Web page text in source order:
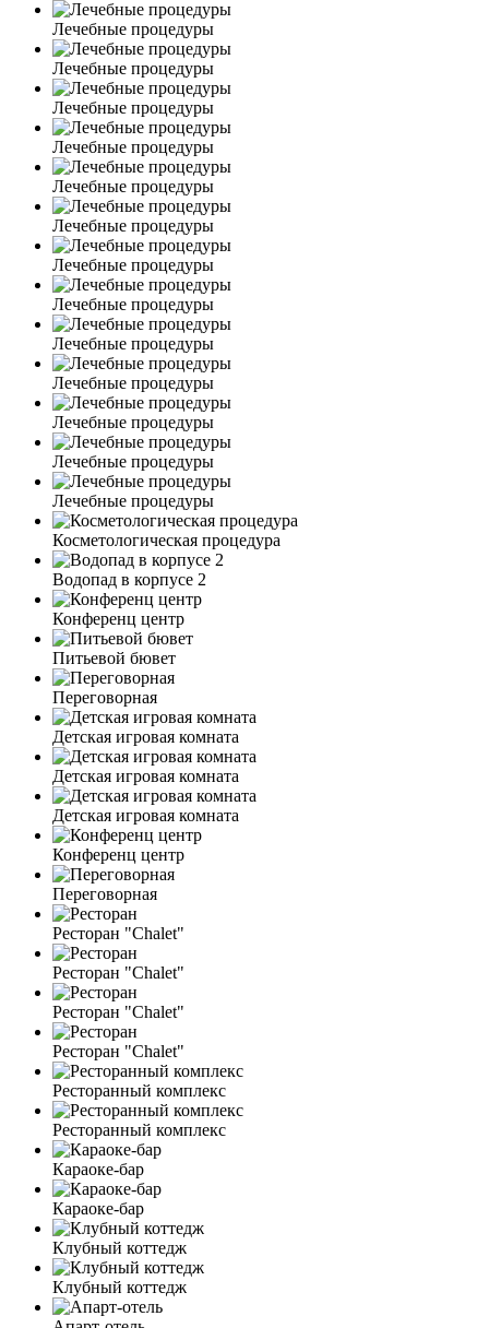
Лечебные процедуры
Лечебные процедуры
Лечебные процедуры
Лечебные процедуры
Лечебные процедуры
Лечебные процедуры
Лечебные процедуры
Лечебные процедуры
Лечебные процедуры
Лечебные процедуры
Лечебные процедуры
Лечебные процедуры
Лечебные процедуры
Косметологическая процедура
Водопад в корпусе 2
Конференц центр
Питьевой бювет
Переговорная
Детская игровая комната
Детская игровая комната
Детская игровая комната
Конференц центр
Переговорная
Ресторан "Chalet"
Ресторан "Chalet"
Ресторан "Chalet"
Ресторан "Chalet"
Ресторанный комплекс
Ресторанный комплекс
Караоке-бар
Караоке-бар
Клубный коттедж
Клубный коттедж